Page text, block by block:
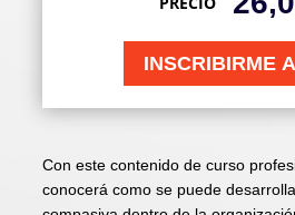
Con este contenido de curso
conocerá como se puede
INSCRIBIRME